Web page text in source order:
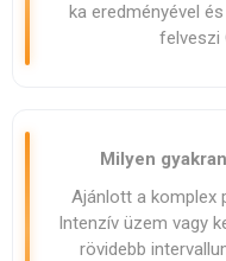
ka eredményével
felveszi
Milyen
Ajánlott a komplex
Intenzív üzem vagy
rövidebb